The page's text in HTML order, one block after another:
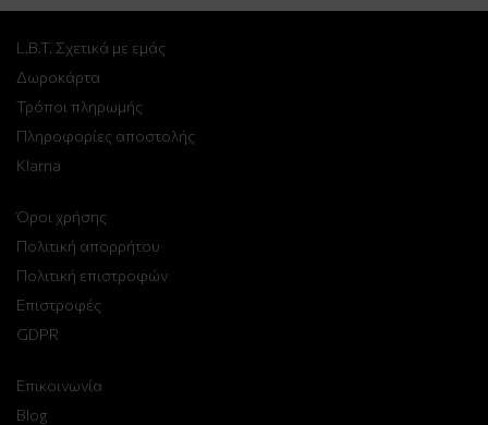
L.B.T. Σχετικά με εμάς
Δωροκάρτα
Τρόποι πληρωμής
Πληροφορίες αποστολής
Klarna
Όροι χρήσης
Πολιτική απορρήτου
Πολιτική επιστροφών
Επιστροφές
GDPR
Επικοινωνία
Blog